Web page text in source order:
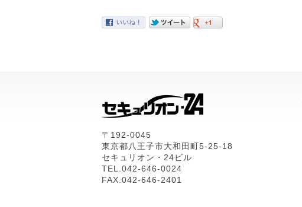
〒192-0045
東京都八王子市大和田町5-25-18
セキュリオン・24ビル
TEL.042-646-0024
FAX.042-646-2401